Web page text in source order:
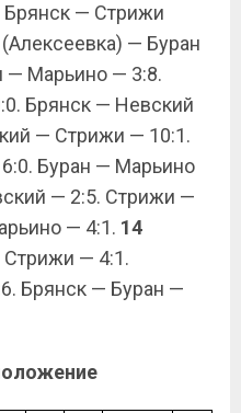
— Стрижи
— Буран
— Марьино — 3:8.
Брянск — Невский
— Стрижи — 10:1.
Буран — Марьино
— 2:5. Стрижи —
— 4:1. 14
— 4:1.
Брянск — Буран —